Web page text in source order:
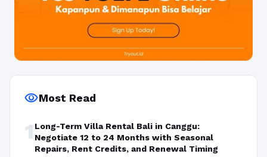
visibilityMost Read
1 Long-Term Villa Rental Bali in Canggu:
Negotiate 12 to 24 Months with Seasonal
Repairs, Rent Credits, and Renewal Timing